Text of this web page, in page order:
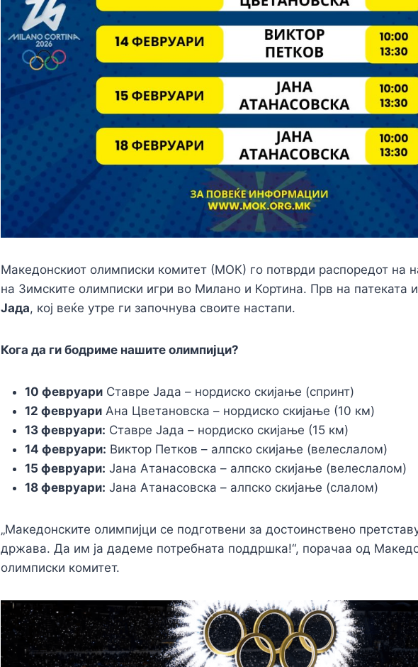
Македонскиот олимписки комитет (МОК) го потврди распоредот на
на Зимските олимписки игри во Милано и Кортина. Прв на патеката
Јада, кој веќе утре ги започнува своите настапи.
Кога да ги бодриме нашите олимпијци?
10 февруари Ставре Јада – нордиско скијање (спринт)
12 февруари Ана Цветановска – нордиско скијање (10 км)
13 февруари: Ставре Јада – нордиско скијање (15 км)
14 февруари: Виктор Петков – алпско скијање (велеслалом)
15 февруари: Јана Атанасовска – алпско скијање (велеслалом)
18 февруари: Јана Атанасовска – алпско скијање (слалом)
„Македонските олимпијци се подготвени за достоинствено
држава. Да им ја дадеме потребната поддршка!“, порачаа од
олимписки комитет.